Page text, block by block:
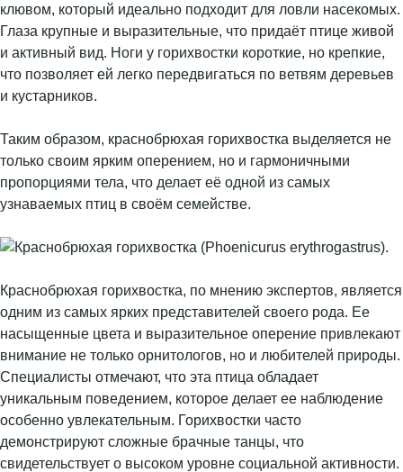
клювом, который идеально подходит для ловли насекомых.
Глаза крупные и выразительные, что придаёт птице живой
и активный вид. Ноги у горихвостки короткие, но крепкие,
что позволяет ей легко передвигаться по ветвям деревьев
и кустарников.
Таким образом, краснобрюхая горихвостка выделяется не
только своим ярким оперением, но и гармоничными
пропорциями тела, что делает её одной из самых
узнаваемых птиц в своём семействе.
Краснобрюхая горихвостка, по мнению экспертов, является
одним из самых ярких представителей своего рода. Ее
насыщенные цвета и выразительное оперение привлекают
внимание не только орнитологов, но и любителей природы.
Специалисты отмечают, что эта птица обладает
уникальным поведением, которое делает ее наблюдение
особенно увлекательным. Горихвостки часто
демонстрируют сложные брачные танцы, что
свидетельствует о высоком уровне социальной активности.